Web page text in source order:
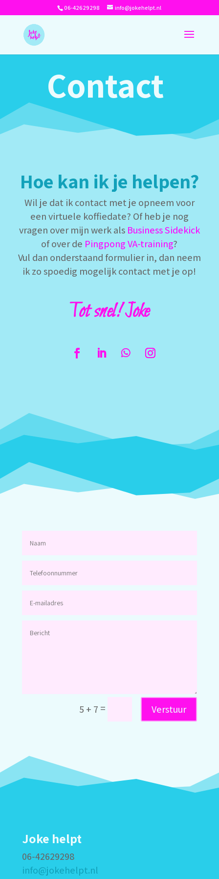
06-42629298 info@jokehelpt.nl
Contact
Hoe kan ik je helpen?
Wil je dat ik contact met je opneem voor
een virtuele koffiedate? Of heb je nog
vragen over mijn werk als Business Sidekick
of over de Pingpong VA-training?
Vul dan onderstaand formulier in, dan neem
ik zo spoedig mogelijk contact met je op!
Tot snel! Joke
5 + 7 = Verstuur
Joke helpt
06-42629298
info@jokehelpt.nl